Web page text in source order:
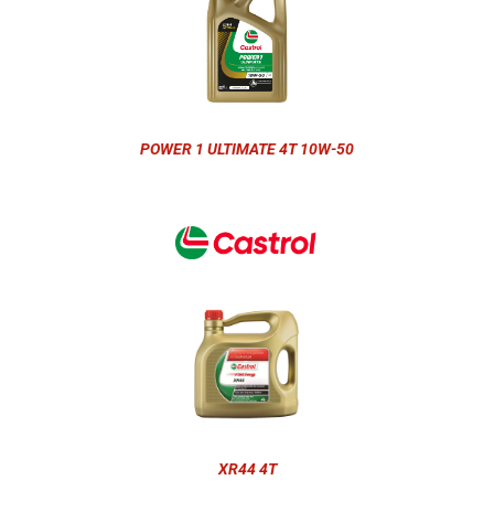
POWER 1 ULTIMATE 4T 10W-50
XR44 4T